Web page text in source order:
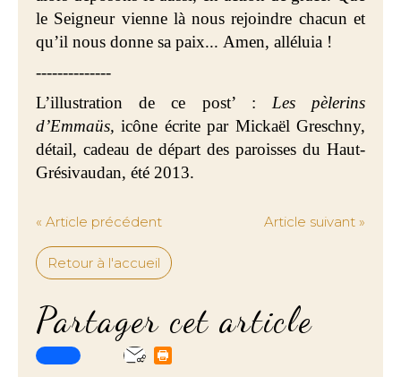
le Seigneur vienne là nous rejoindre chacun et
qu’il nous donne sa paix... Amen, alléluia !
--------------
L’illustration de ce post’ : Les pèlerins
d’Emmaüs,icône écrite par Mickaël Greschny,
détail, cadeau de départ des paroisses du Haut-
Grésivaudan, été 2013.
« Article précédent Article suivant »
Retour à l'accueil
Partager cet article